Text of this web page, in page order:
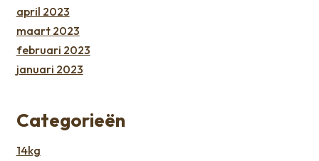
april 2023
maart 2023
februari 2023
januari 2023
Categorieën
14kg